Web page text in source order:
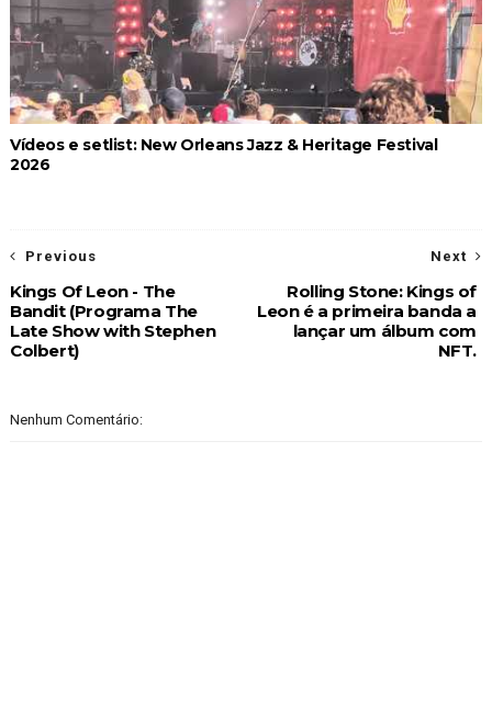
Vídeos e setlist: New Orleans Jazz & Heritage Festival
2026
Next
Rolling Stone: Kings of
Leon é a primeira banda a
lançar um álbum com
NFT.
Previous
Kings Of Leon - The
Bandit (Programa The
Late Show with Stephen
Colbert)
Nenhum Comentário: